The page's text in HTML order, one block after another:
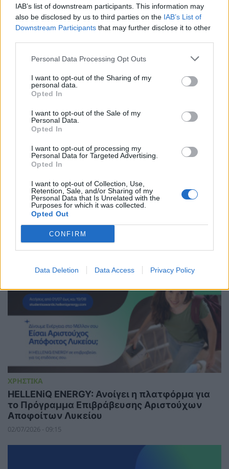
IAB’s list of downstream participants. This information may
also be disclosed by us to third parties on the IAB’s List of
Downstream Participants that may further disclose it to other
Personal Data Processing Opt Outs
I want to opt-out of the Sharing of my
personal data.
Opted In
I want to opt-out of the Sale of my
Personal Data.
Opted In
I want to opt-out of processing my
Personal Data for Targeted Advertising.
Opted In
I want to opt-out of Collection, Use,
Retention, Sale, and/or Sharing of my
Personal Data that Is Unrelated with the
Purposes for which it was collected.
Opted Out
CONFIRM
Data Deletion Data Access Privacy Policy
HELLENiQ ENERGY: Περιβαλλοντική
Εκπαίδευση για 1.700 Παιδιά με Επίκεντρο τη
Βιοποικιλότητα και την Προστασία του Νερού
10/07/2026 - 15:06
ΧΡΗΣΤΙΚΑ
HELLENiQ ENERGY: Νέες Πρωτοβουλίες με
Στόχο τη Γυναικεία Ενδυνάμωση
06/07/2026 - 14:36
ΧΡΗΣΤΙΚΑ
HELLENiQ ENERGY: Ανοίγει η πλατφόρμα για
το Πρόγραμμα Επιβράβευσης Αριστούχων
Αποφοίτων Λυκείου
02/07/2026 - 09:15